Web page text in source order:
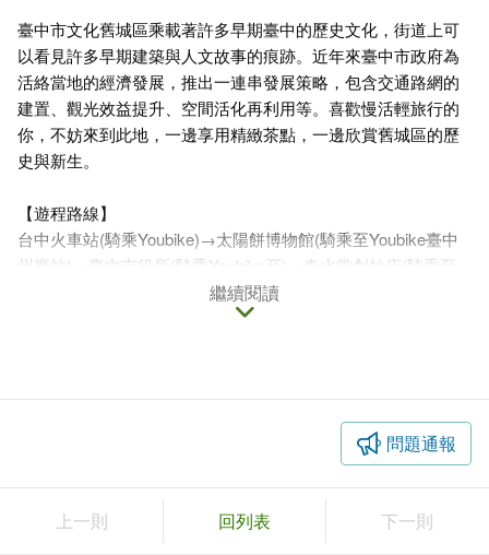
臺中市文化舊城區乘載著許多早期臺中的歷史文化，街道上可
以看見許多早期建築與人文故事的痕跡。近年來臺中市政府為
活絡當地的經濟發展，推出一連串發展策略，包含交通路網的
建置、觀光效益提升、空間活化再利用等。喜歡慢活輕旅行的
你，不妨來到此地，一邊享用精緻茶點，一邊欣賞舊城區的歷
史與新生。
【遊程路線】
台中火車站(騎乘Youbike)→太陽餅博物館(騎乘至Youbike臺中
州廳站)→臺中市役所(騎乘Youbike至)→春水堂創始店(騎乘至
中山地政事務所Youbike站後步行至)→動漫彩繪巷
一踏出臺中火車站，馬上進入臺中市舊城區的範圍。車站廣場
前，可以看見新舊站共存的畫面，象徵著舊城與新生的融合。
舊臺中火車站的站體是巴洛克式的建築搭配山牆設計，保存十
讓許多觀光客停下腳步，拿起手機拍照打卡，記錄下到臺中遊
玩的時光。
繼續閱讀
問題通報
上一則 回列表 下一則